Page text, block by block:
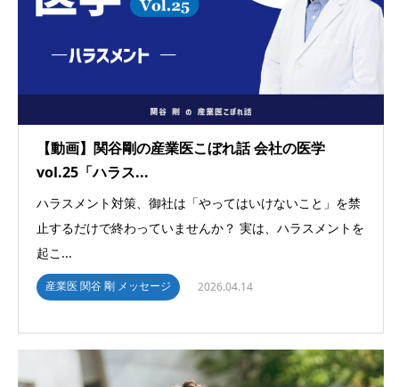
【動画】関谷剛の産業医こぼれ話 会社の医学
vol.25「ハラス...
ハラスメント対策、御社は「やってはいけないこと」を禁
止するだけで終わっていませんか？ 実は、ハラスメントを
起こ...
産業医 関谷 剛 メッセージ 2026.04.14